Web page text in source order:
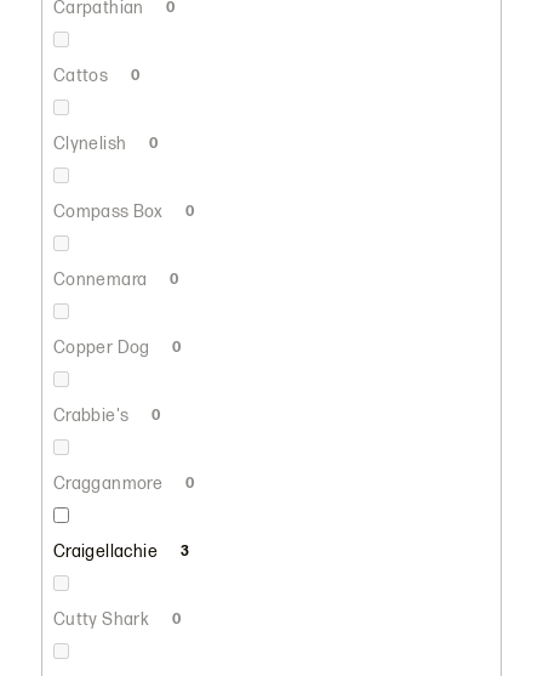
Carpathian 0
Cattos 0
Clynelish 0
Compass Box 0
Connemara 0
Copper Dog 0
Crabbie's 0
Cragganmore 0
Craigellachie 3
Cutty Shark 0